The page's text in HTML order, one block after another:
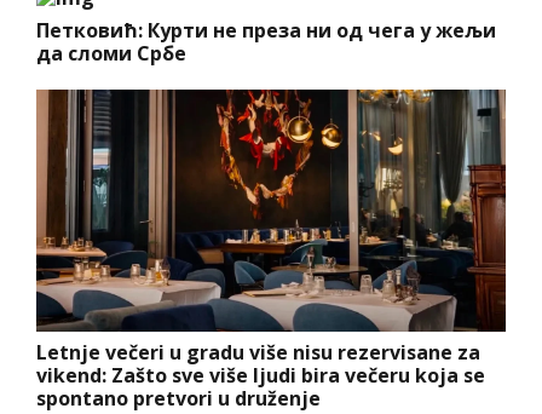
Петковић: Курти не преза ни од чега у жељи
да сломи Србе
Letnje večeri u gradu više nisu rezervisane za
vikend: Zašto sve više ljudi bira večeru koja se
spontano pretvori u druženje